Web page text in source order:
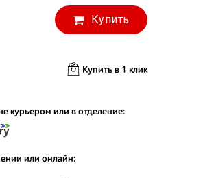
Купить
Купить в 1 клик
курьером или в отделение:
или онлайн: